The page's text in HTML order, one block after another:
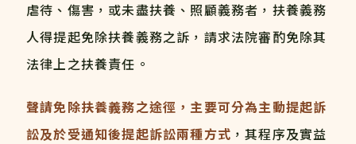
虐待、傷害，或未盡扶養、照顧義務者，扶養義務
人得提起免除扶養義務之訴，請求法院審酌免除其
法律上之扶養責任。
聲請免除扶養義務之途徑，主要可分為主動提起訴
訟及於受通知後提起訴訟兩種方式 ，其程序及實益